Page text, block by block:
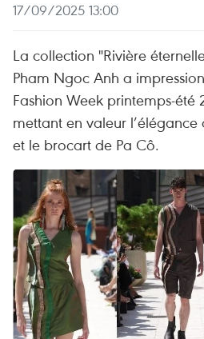
17/09/2025 13:00
La collection "Rivière
Pham Ngoc Anh a
Fashion Week printemps-été
mettant en valeur
et le brocart de Pa Cô.